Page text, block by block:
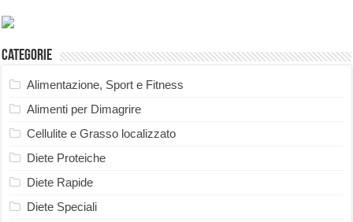
Categorie
Alimentazione, Sport e Fitness
Alimenti per Dimagrire
Cellulite e Grasso localizzato
Diete Proteiche
Diete Rapide
Diete Speciali